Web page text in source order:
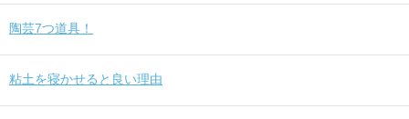
陶芸7つ道具！
粘土を寝かせると良い理由